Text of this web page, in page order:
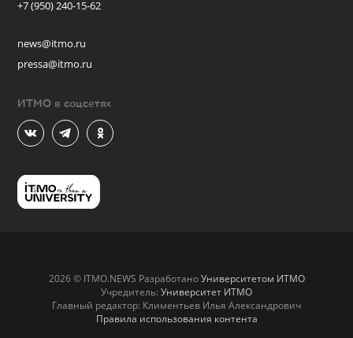
+7 (950) 240-15-62
news@itmo.ru
pressa@itmo.ru
ИТМО в соцсетях
2026 © ITMO.NEWS РазработаноУниверситетом ИТМО
Учредитель: Университет ИТМО
Главный редактор: Климентьев Илья Александрович
Правила использования контента